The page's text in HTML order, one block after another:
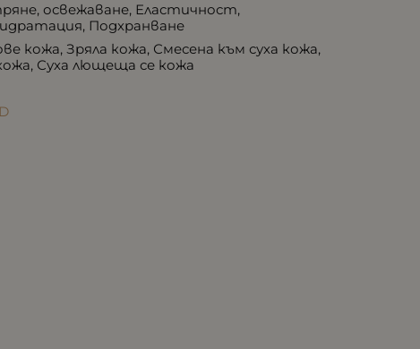
освежаване, Еластичност,
Подхранване
кожа, Зряла кожа, Смесена към суха кожа,
Суха лющеща се кожа